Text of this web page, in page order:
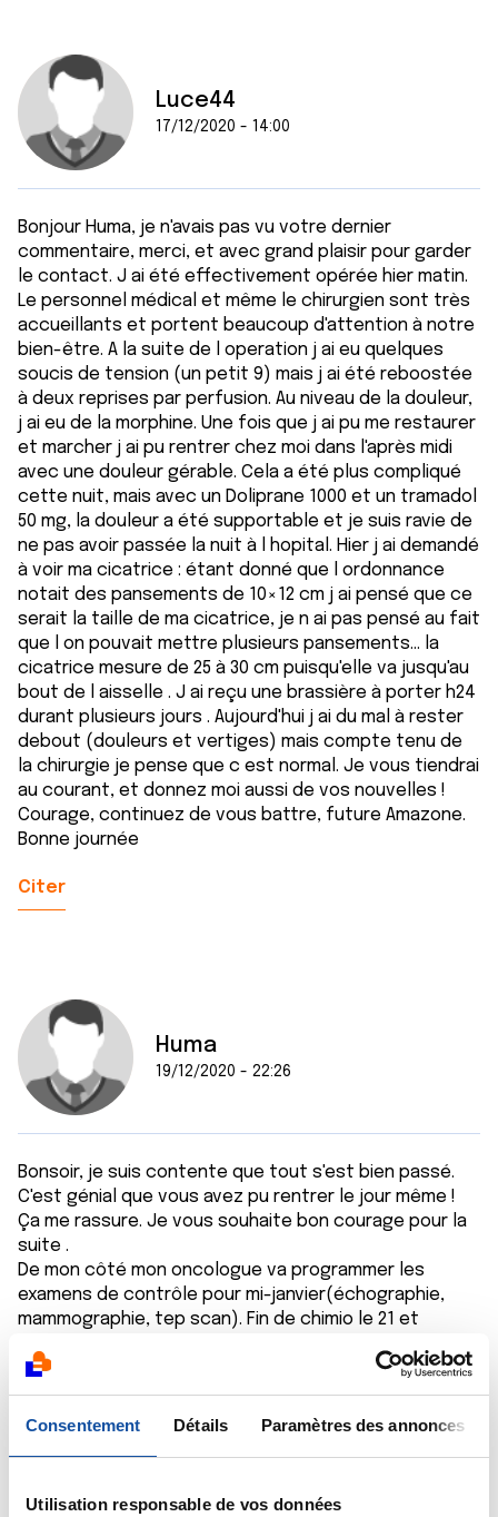
Consentement Détails Paramètres des annonces
Utilisation responsable de vos données
Luce44
17/12/2020 - 14:00
Bonjour Huma, je n'avais pas vu votre dernier
commentaire, merci, et avec grand plaisir pour garder
le contact. J ai été effectivement opérée hier matin.
Le personnel médical et même le chirurgien sont très
accueillants et portent beaucoup d'attention à notre
bien-être. A la suite de l operation j ai eu quelques
soucis de tension (un petit 9) mais j ai été reboostée
à deux reprises par perfusion. Au niveau de la douleur,
j ai eu de la morphine. Une fois que j ai pu me restaurer
et marcher j ai pu rentrer chez moi dans l'après midi
avec une douleur gérable. Cela a été plus compliqué
cette nuit, mais avec un Doliprane 1000 et un tramadol
50 mg, la douleur a été supportable et je suis ravie de
ne pas avoir passée la nuit à l hopital. Hier j ai demandé
à voir ma cicatrice : étant donné que l ordonnance
notait des pansements de 10×12 cm j ai pensé que ce
serait la taille de ma cicatrice, je n ai pas pensé au fait
que l on pouvait mettre plusieurs pansements... la
cicatrice mesure de 25 à 30 cm puisqu'elle va jusqu'au
bout de l aisselle . J ai reçu une brassière à porter h24
durant plusieurs jours . Aujourd'hui j ai du mal à rester
debout (douleurs et vertiges) mais compte tenu de
la chirurgie je pense que c est normal. Je vous tiendrai
au courant, et donnez moi aussi de vos nouvelles !
Courage, continuez de vous battre, future Amazone.
Bonne journée
Citer
Huma
19/12/2020 - 22:26
Bonsoir, je suis contente que tout s'est bien passé.
C'est génial que vous avez pu rentrer le jour même !
Ça me rassure. Je vous souhaite bon courage pour la
suite .
De mon côté mon oncologue va programmer les
examens de contrôle pour mi-janvier(échographie,
mammographie, tep scan). Fin de chimio le 21 et
dernières nouvelles. Quelle est la suite pour vous?
Encore bonne continuation à vous et on ne lâche rien !